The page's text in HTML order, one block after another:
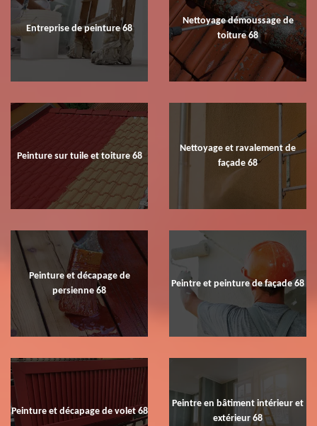
Entreprise de peinture 68
Nettoyage démoussage de
toiture 68
Peinture sur tuile et toiture 68
Nettoyage et ravalement de
façade 68
Peinture et décapage de
persienne 68
Peintre et peinture de façade 68
Peinture et décapage de volet 68
Peintre en bâtiment intérieur et
extérieur 68